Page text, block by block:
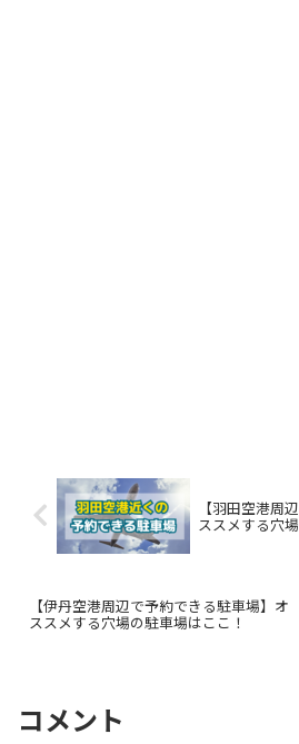
【羽田空港周
ススメする穴
【伊丹空港周辺で予約できる駐車場】オ
ススメする穴場の駐車場はここ！
コメント